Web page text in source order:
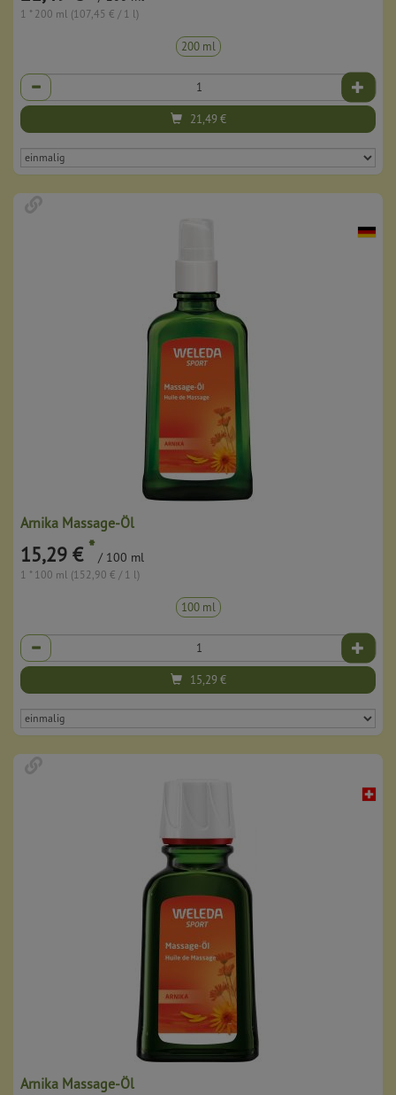
1 * 200 ml (107,45 € / 1 l)
200 ml
Anzahl
21,49€
Arnika Massage-Öl
15,29 € * / 100 ml
1 * 100 ml (152,90 € / 1 l)
100 ml
Anzahl
15,29€
Arnika Massage-Öl